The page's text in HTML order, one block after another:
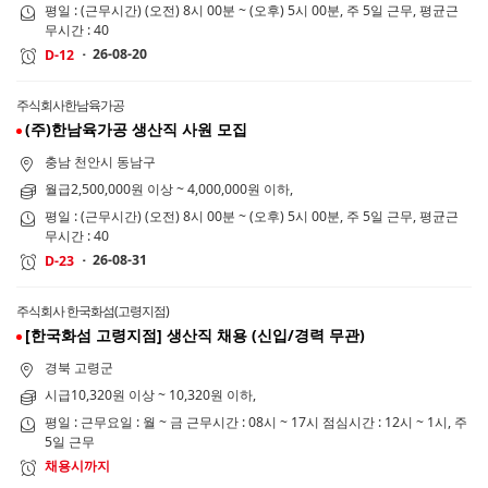
평일 : (근무시간) (오전) 8시 00분 ~ (오후) 5시 00분, 주 5일 근무, 평균근
무시간 : 40
D-12
26-08-20
주식회사한남육가공
(주)한남육가공 생산직 사원 모집
충남 천안시 동남구
월급2,500,000원 이상 ~ 4,000,000원 이하,
평일 : (근무시간) (오전) 8시 00분 ~ (오후) 5시 00분, 주 5일 근무, 평균근
무시간 : 40
D-23
26-08-31
주식회사 한국화섬(고령지점)
[한국화섬 고령지점] 생산직 채용 (신입/경력 무관)
경북 고령군
시급10,320원 이상 ~ 10,320원 이하,
평일 : 근무요일 : 월 ~ 금 근무시간 : 08시 ~ 17시 점심시간 : 12시 ~ 1시, 주
5일 근무
채용시까지